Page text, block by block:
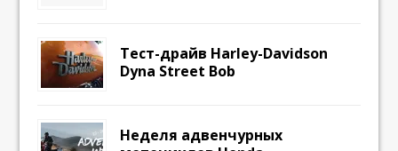
Тест-драйв Harley-Davidson
Dyna Street Bob
Неделя адвенчурных